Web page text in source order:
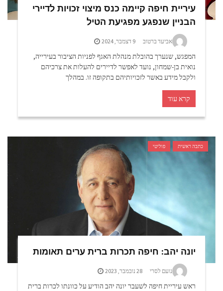
עיריית חיפה קיימה כנס מיצוי זכויות לדיירי
הבניין שנפגע מפגיעת הטיל
אביעד ברטוב 9 דצמבר, 2024
המפגש, שנערך בהובלת מנהלת האגף לפניות הציבור בעירייה,
נואית בן-שמחון, נועד לאפשר לדיירים להעלות את צרכיהם
ולקבל מידע באשר לזכויותיהם בתקופה זו. במהלך
קרא עוד
כתבה ראשית פוליטי
יונה יהב: חיפה תכרות ברית ערים תאומות
נועם לסרי 28 נובמבר, 2023
ראש עיריית חיפה לשעבר יונה יהב הודיע על כוונתו לכרות ברית